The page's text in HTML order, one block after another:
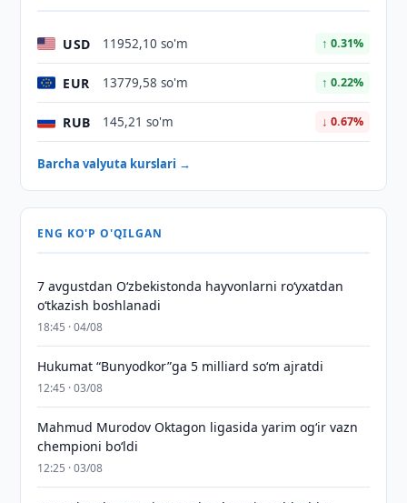
USD 11952,10 so'm ↑ 0.31%
EUR 13779,58 so'm ↑ 0.22%
RUB 145,21 so'm ↓ 0.67%
Barcha valyuta kurslari →
ENG KO'P O'QILGAN
7 avgustdan O‘zbekistonda hayvonlarni ro‘yxatdan
o‘tkazish boshlanadi
18:45 · 04/08
Hukumat “Bunyodkor”ga 5 milliard so‘m ajratdi
12:45 · 03/08
Mahmud Murodov Oktagon ligasida yarim og‘ir vazn
chempioni bo‘ldi
12:25 · 03/08